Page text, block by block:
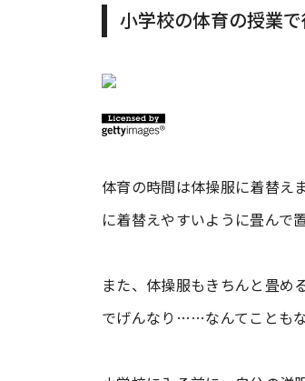
小学校の体育の授業
体育の時間は体操服に着替え
に着替えやすいように畳んで
また、体操服もきちんと畳め
でげんなり……なんてこともな